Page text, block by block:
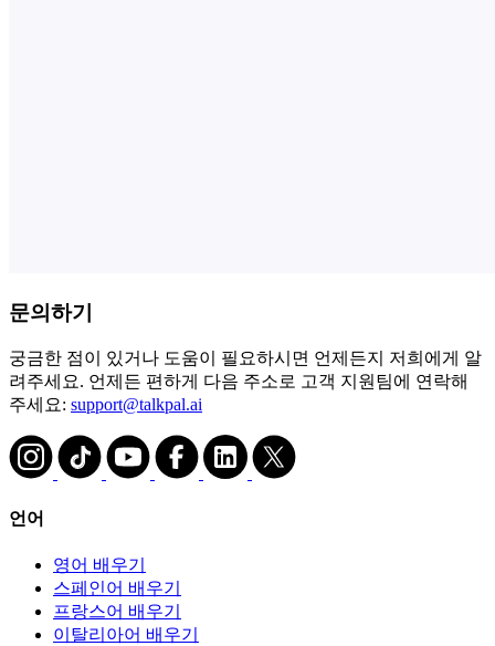
문의하기
궁금한 점이 있거나 도움이 필요하시면 언제든지 저희에게 알
려주세요. 언제든 편하게 다음 주소로 고객 지원팀에 연락해
주세요: support@talkpal.ai
언어
영어 배우기
스페인어 배우기
프랑스어 배우기
이탈리아어 배우기